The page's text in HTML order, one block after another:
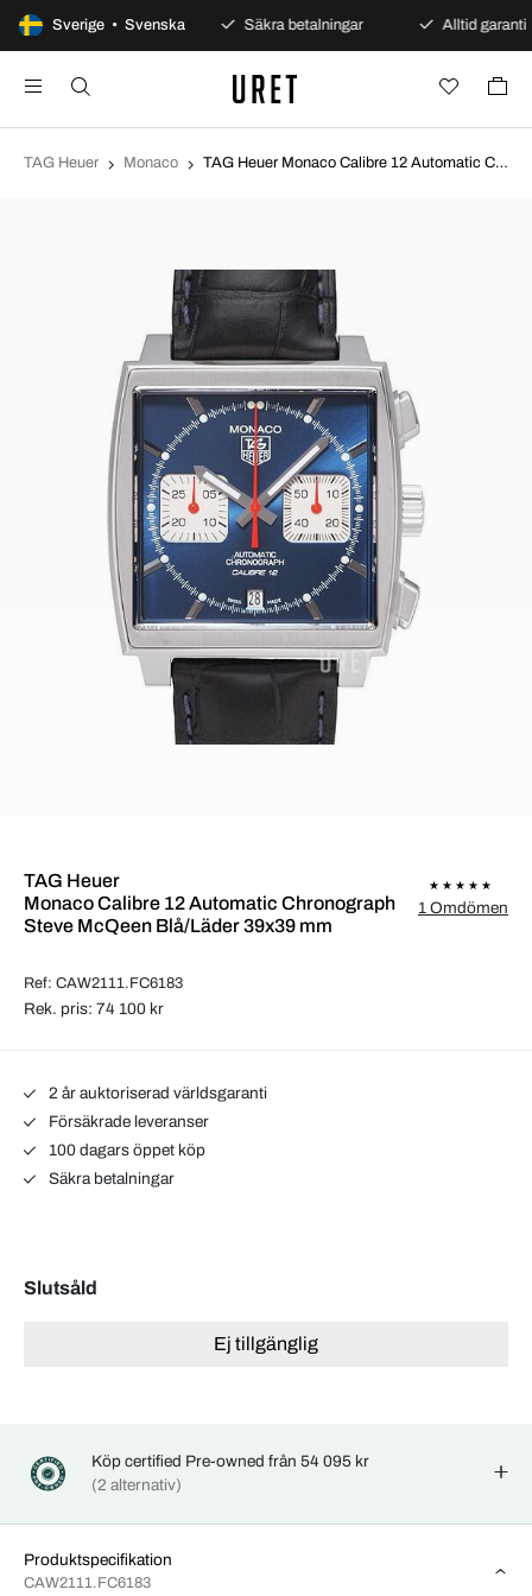
Sverige • Svenska
100 dagars öppet köp Säkra betalningar Alltid garanti
TAG Heuer Monaco TAG Heuer Monaco Calibre 12 Automatic Chronograph Steve McQeen Blå/Läder 39x39 mm CAW2111.FC6183
TAG Heuer
Monaco Calibre 12 Automatic Chronograph
Steve McQeen Blå/Läder 39x39 mm
Ref: CAW2111.FC6183
1 Omdömen
Rek. pris: 74 100 kr
2 år auktoriserad världsgaranti
Försäkrade leveranser
100 dagars öppet köp
Säkra betalningar
Slutsåld
Ej tillgänglig
Köp certified Pre-owned från 54 095 kr
(2 alternativ)
Produktspecifikation
CAW2111.FC6183